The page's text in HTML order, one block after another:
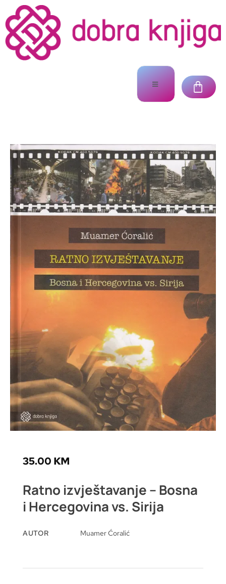
35.00 KM
Ratno izvještavanje – Bosna
i Hercegovina vs. Sirija
AUTOR Muamer Ćoralić